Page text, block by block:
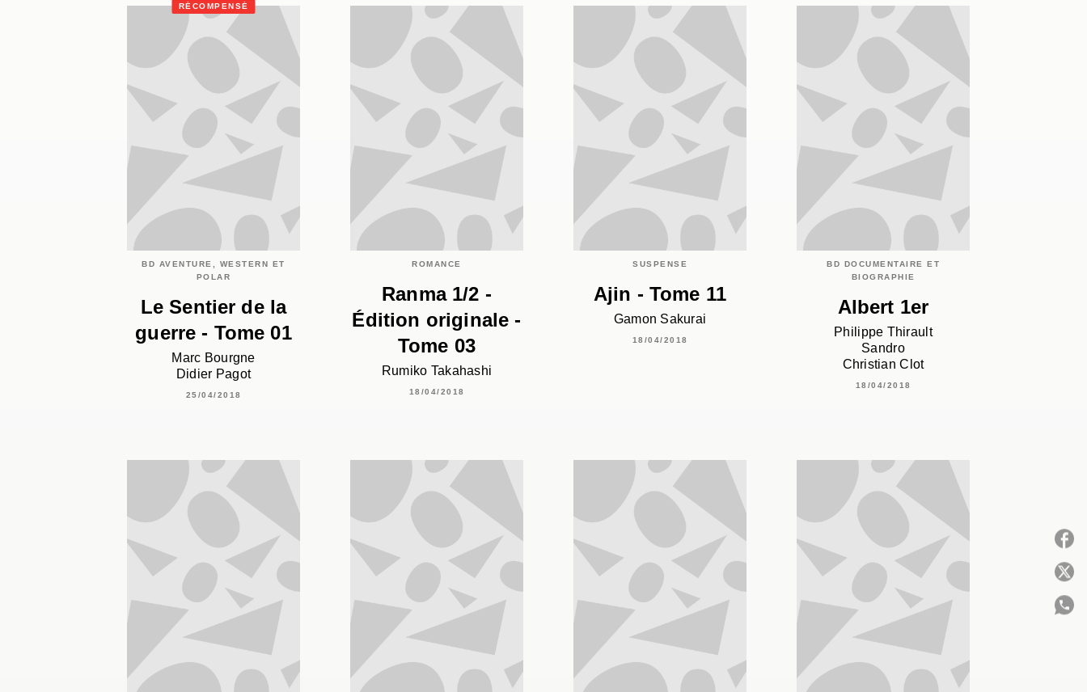
RÉCOMPENSÉ
BD AVENTURE, WESTERN ET
POLAR
Le Sentier de la
guerre - Tome 01
Marc Bourgne
Didier Pagot
25/04/2018
ROMANCE
Ranma 1/2 -
Édition originale -
Tome 03
Rumiko Takahashi
18/04/2018
SUSPENSE
Ajin - Tome 11
Gamon Sakurai
18/04/2018
BD DOCUMENTAIRE ET
BIOGRAPHIE
Albert 1er
Philippe Thirault
Sandro
Christian Clot
18/04/2018